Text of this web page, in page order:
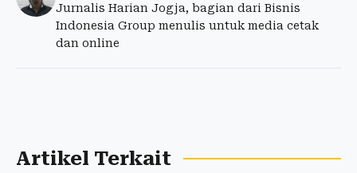
Jurnalis Harian Jogja, bagian dari Bisnis
Indonesia Group menulis untuk media cetak
dan online
Artikel Terkait